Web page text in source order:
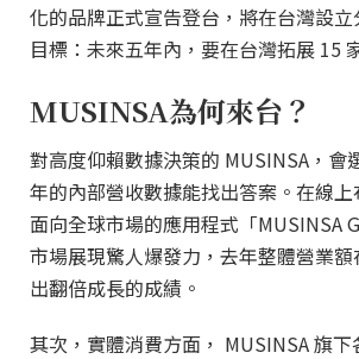
化的品牌正式宣告登台，將在台灣設
目標：未來五年內，要在台灣拓展 15
MUSINSA為何來台？
對高度仰賴數據決策的 MUSINSA，會
年的內部營收數據能找出答案。在線
面向全球市場的應用程式「MUSINSA
市場展現驚人爆發力，去年整體營業
出翻倍成長的成績。
其次，實體消費方面， MUSINSA 旗